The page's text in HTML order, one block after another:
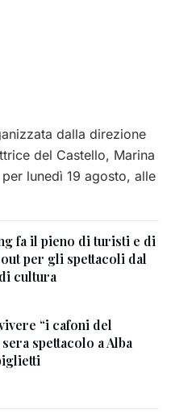
dalla direzione
del Castello, Marina
lunedì 19 agosto, alle
fa il pieno di turisti e di
per gli spettacoli dal
cultura
“i cafoni del
spettacolo a Alba